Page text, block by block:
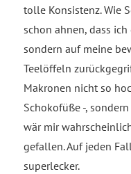
tolle Konsistenz. Wie
schon ahnen, dass
sondern auf meine
Teelöffeln
Makronen nicht so
Schokofüße -,
wär mir
gefallen. Auf jeden
superlecker.